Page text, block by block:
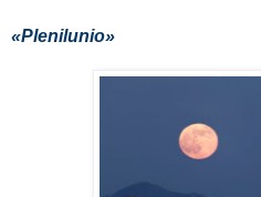
«Plenilunio»